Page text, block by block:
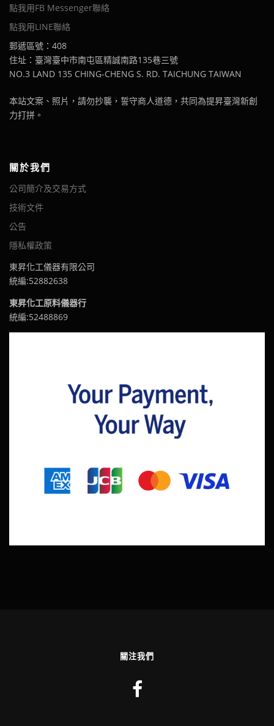
點我用FB Messenger聯絡
點我用LINE聯絡
郵遞區號：408
住址：臺灣臺中市南屯區精誠南路135巷三號
NO.3 LAND 135 CHING-CHENG S. RD. TAICHUNG TAIWAN
本站文案、照片，請勿抄襲，誓守商人道德，共同為提昇臺灣新創
力打拼。
關於我們
公司簡介及交易方式
技術文件
公告
隱私權政策
東昇化工儀器有限公司
統編:52882638
東昇化工原料儀器行
統編:52488869
關注我們